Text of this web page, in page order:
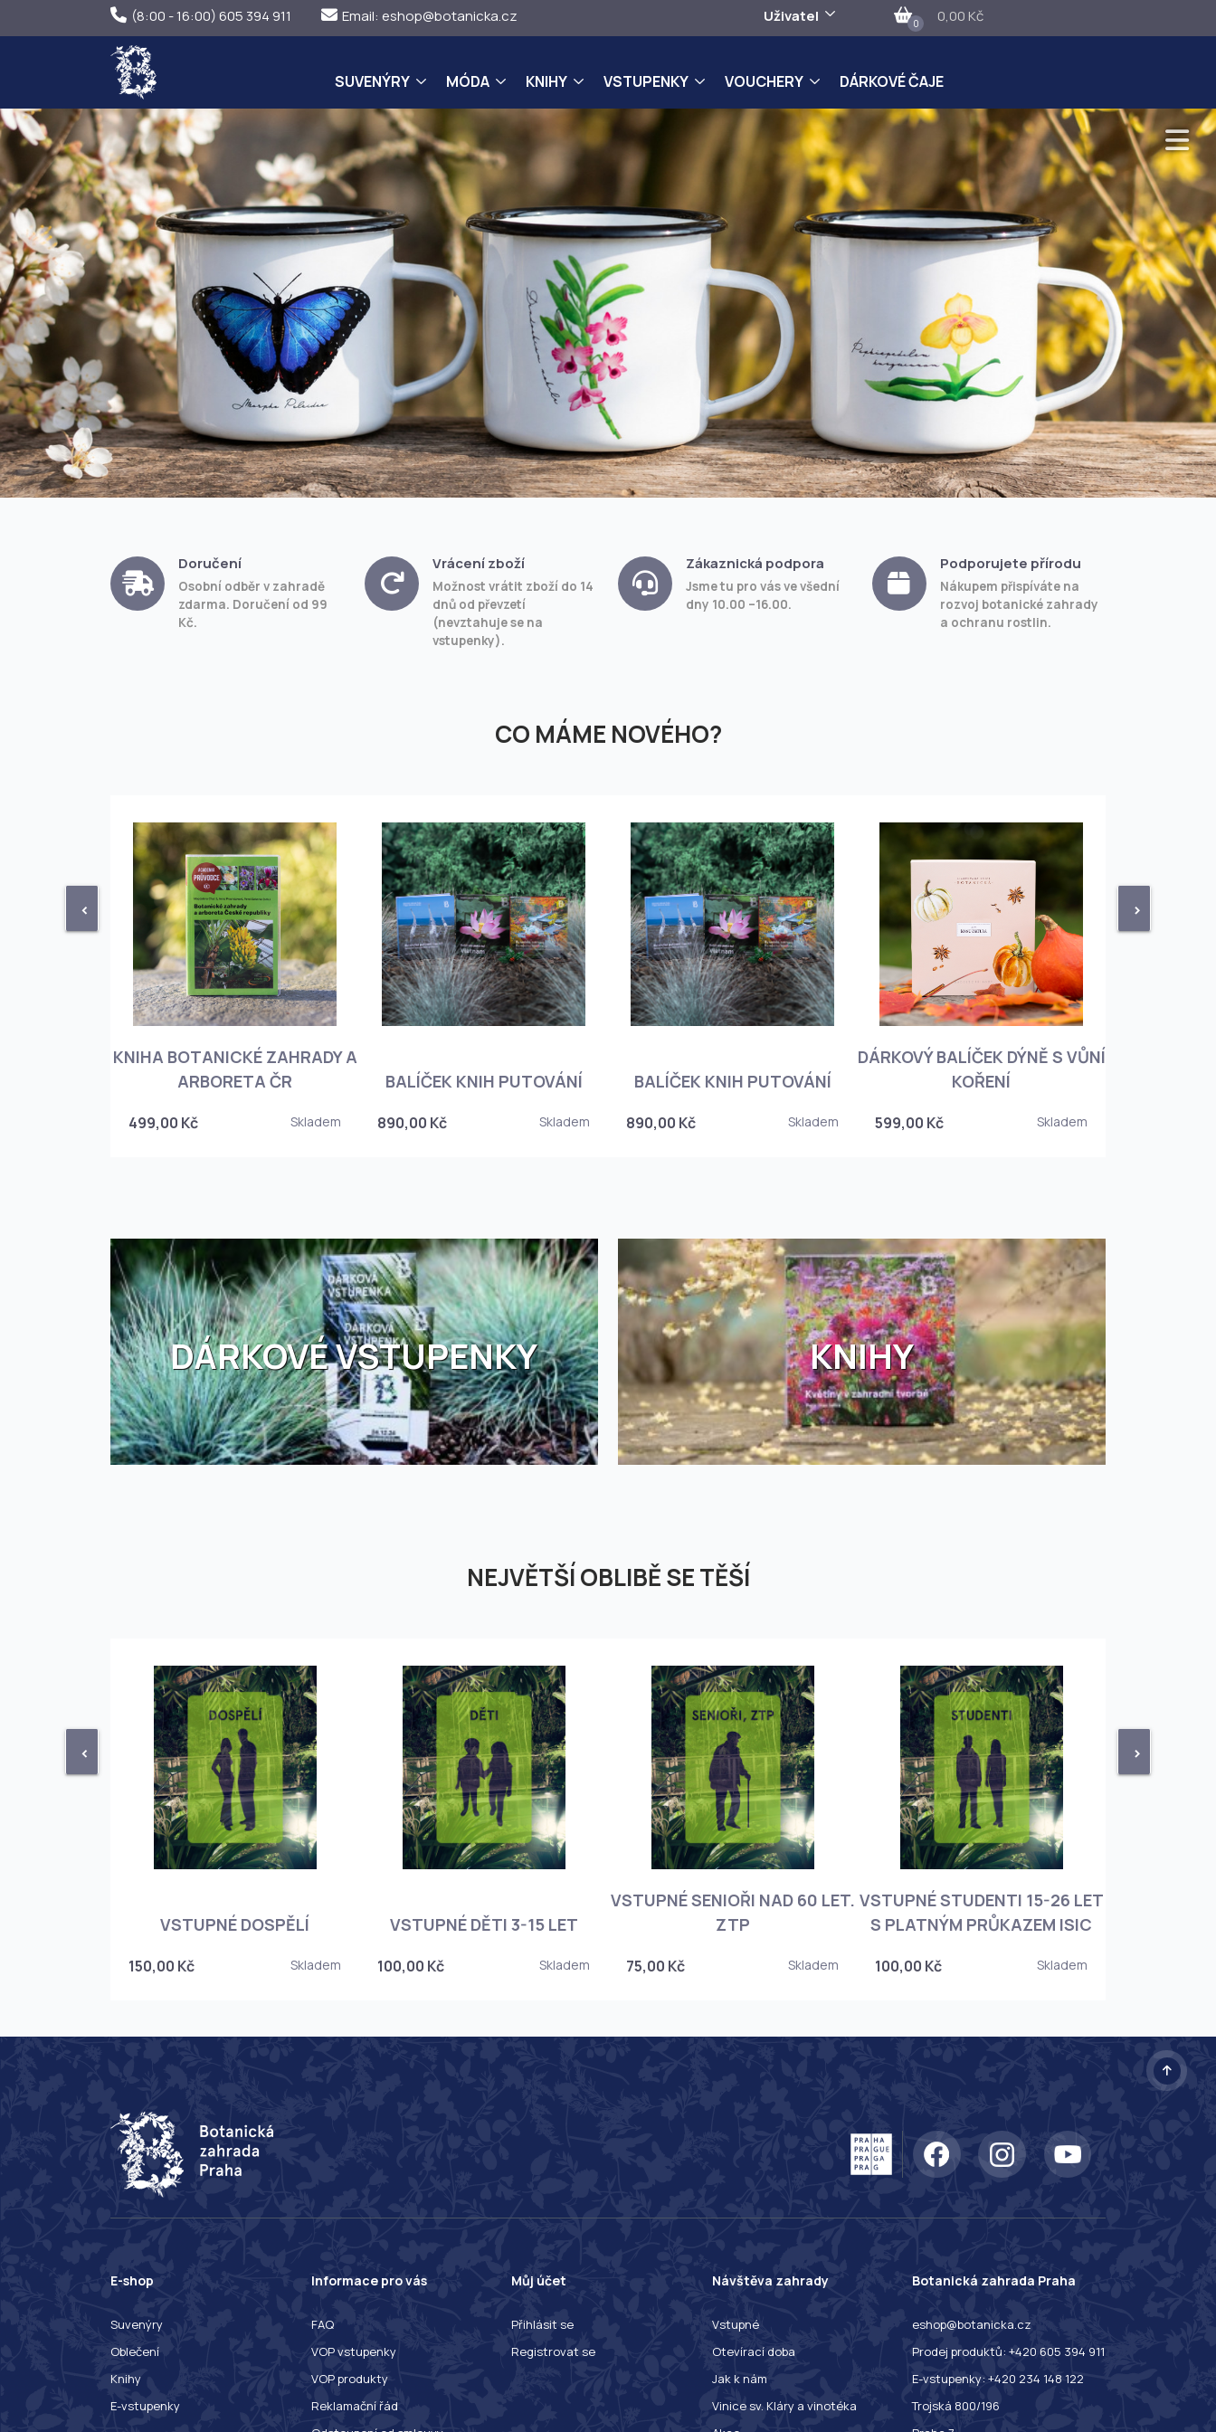
(8:00 - 16:00) 605 394 911 Email: eshop@botanicka.cz Uživatel 0 0,00 Kč
SUVENÝRY MÓDA KNIHY VSTUPENKY VOUCHERY DÁRKOVÉ ČAJE
Doručení
Osobní odběr v zahradě
zdarma. Doručení od 99
Kč.
Vrácení zboží
Možnost vrátit zboží do 14
dnů od převzetí
(nevztahuje se na
vstupenky).
Zákaznická podpora
Jsme tu pro vás ve všední
dny 10.00 –16.00.
Podporujete přírodu
Nákupem přispíváte na
rozvoj botanické zahrady
a ochranu rostlin.
CO MÁME NOVÉHO?
< >
KNIHA BOTANICKÉ ZAHRADY A
ARBORETA ČR
499,00 Kč Skladem
BALÍČEK KNIH PUTOVÁNÍ
890,00 Kč Skladem
BALÍČEK KNIH PUTOVÁNÍ
890,00 Kč Skladem
DÁRKOVÝ BALÍČEK DÝNĚ S VŮNÍ
KOŘENÍ
599,00 Kč Skladem
DÁRKOVÉ VSTUPENKY KNIHY
NEJVĚTŠÍ OBLIBĚ SE TĚŠÍ
< >
VSTUPNÉ DOSPĚLÍ
150,00 Kč Skladem
VSTUPNÉ DĚTI 3-15 LET
100,00 Kč Skladem
VSTUPNÉ SENIOŘI NAD 60 LET.
ZTP
75,00 Kč Skladem
VSTUPNÉ STUDENTI 15-26 LET
S PLATNÝM PRŮKAZEM ISIC
100,00 Kč Skladem
E-shop
Suvenýry
Oblečení
Knihy
E-vstupenky
Informace pro vás
FAQ
VOP vstupenky
VOP produkty
Reklamační řád
Můj účet
Přihlásit se
Registrovat se
Návštěva zahrady
Vstupné
Otevírací doba
Jak k nám
Vinice sv. Kláry a vinotéka
Botanická zahrada Praha
eshop@botanicka.cz
Prodej produktů: +420 605 394 911
E-vstupenky: +420 234 148 122
Trojská 800/196